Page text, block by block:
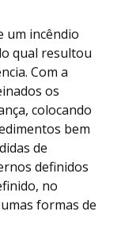
um incêndio
qual resultou
Com a
os
colocando
bem
de
definidos
no
formas de